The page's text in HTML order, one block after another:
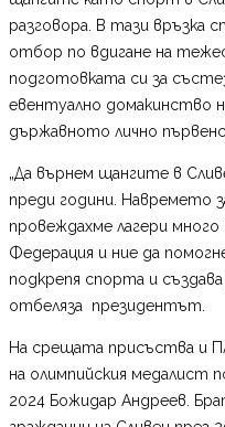
разговора. В тази връзка
отбор по вдигане на
подготовката си за
евентуално домакинство
държавното лично
„Да върнем щангите в
преди години. Навремето
провеждахме лагери
Федерация и ние да
подкрепя спорта и създава
отбеляза президентът.
На срещата присъства и
на олимпийския медалист
2024 Божидар Андреев.